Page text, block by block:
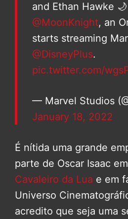
and Ethan Hawke
@MoonKnight, an
starts streaming
@DisneyPlus.
pic.twitter.com/
— Marvel Studios
January 18, 2022
É nítida uma grande
parte de Oscar Isaac
Cavaleiro da Lua e em
Universo
acredito que seja uma